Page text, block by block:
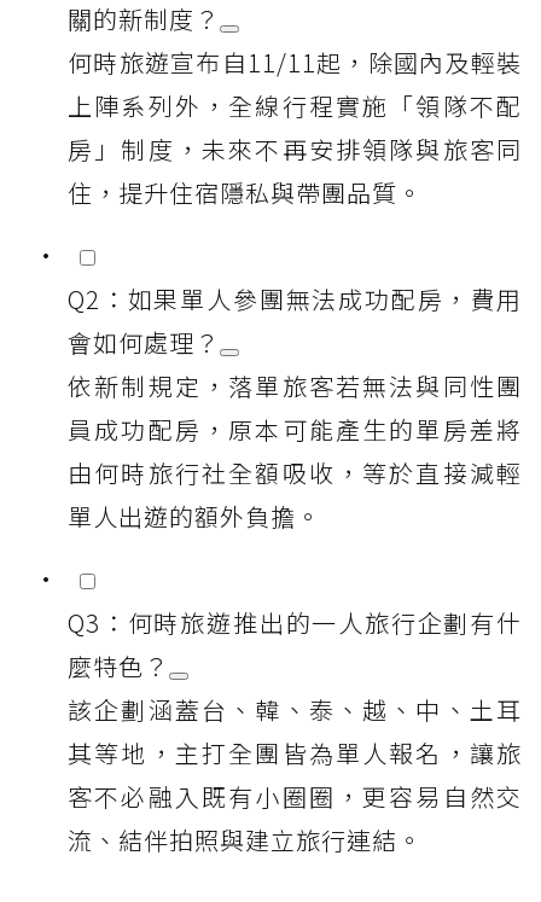
關的新制度？
何時旅遊宣布自11/11起，除國內及輕裝
上陣系列外，全線行程實施「領隊不配
房」制度，未來不再安排領隊與旅客同
住，提升住宿隱私與帶團品質。
Q2：如果單人參團無法成功配房，費用
會如何處理？
依新制規定，落單旅客若無法與同性團
員成功配房，原本可能產生的單房差將
由何時旅行社全額吸收，等於直接減輕
單人出遊的額外負擔。
Q3：何時旅遊推出的一人旅行企劃有什
麼特色？
該企劃涵蓋台、韓、泰、越、中、土耳
其等地，主打全團皆為單人報名，讓旅
客不必融入既有小圈圈，更容易自然交
流、結伴拍照與建立旅行連結。